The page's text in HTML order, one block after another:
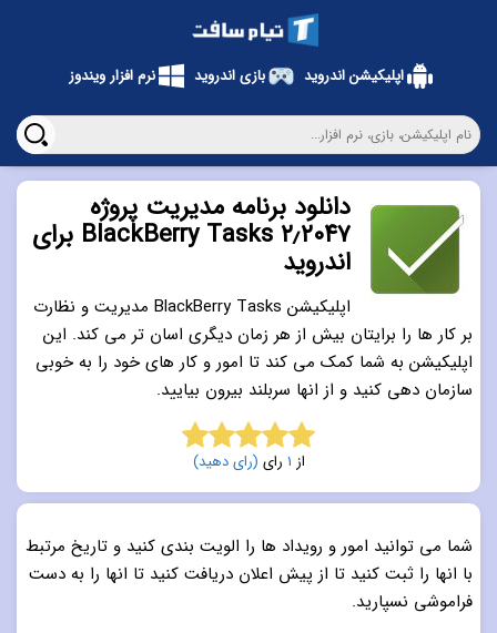
دانلود برنامه مدیریت پروژه
۲٫۲۰۴۷ BlackBerry Tasks برای
اندروید
اپلیکیشن BlackBerry Tasks مدیریت و نظارت
بر کار ها را برایتان بیش از هر زمان دیگری اسان تر می کند. این
اپلیکیشن به شما کمک می کند تا امور و کار های خود را به خوبی
سازمان دهی کنید و از انها سربلند بیرون بیایید.
5.0 از 5 از 1 رای (رای دهید)
شما می توانید امور و رویداد ها را الویت بندی کنید و تاریخ مرتبط
با انها را ثبت کنید تا از پیش اعلان دریافت کنید تا انها را به دست
فراموشی نسپارید.
اپلیکیشن اندروید بازی اندروید نرم افزار ویندوز